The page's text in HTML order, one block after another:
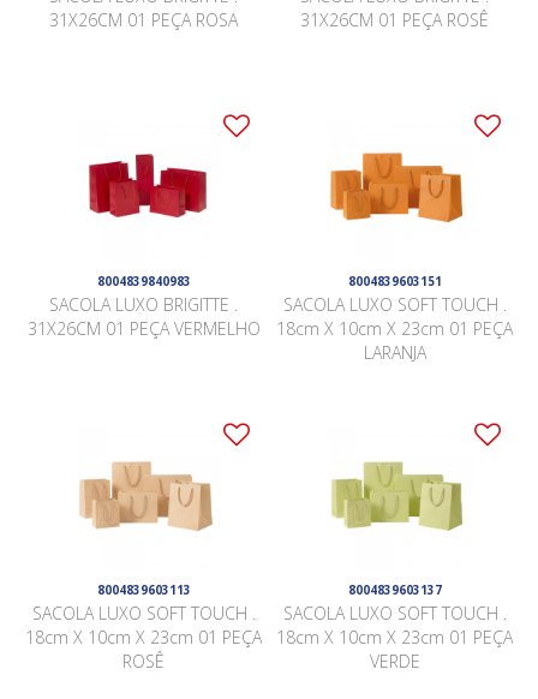
31X26CM 01 PEÇA ROSA
31X26CM 01 PEÇA ROSÊ
8004839840983
SACOLA LUXO BRIGITTE .
31X26CM 01 PEÇA VERMELHO
8004839603151
SACOLA LUXO SOFT TOUCH .
18cm X 10cm X 23cm 01 PEÇA
LARANJA
8004839603113
SACOLA LUXO SOFT TOUCH .
18cm X 10cm X 23cm 01 PEÇA
ROSÊ
8004839603137
SACOLA LUXO SOFT TOUCH .
18cm X 10cm X 23cm 01 PEÇA
VERDE